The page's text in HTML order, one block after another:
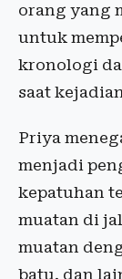
orang yang
untuk
kronologi
saat
Priya
menjadi
kepatuhan
muatan di
muatan
batu, dan